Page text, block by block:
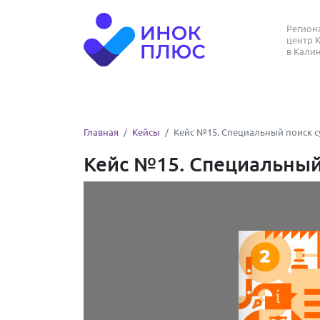
центр
в
Главная Кейсы Кейс №15. Специальный поиск
Кейс №15.